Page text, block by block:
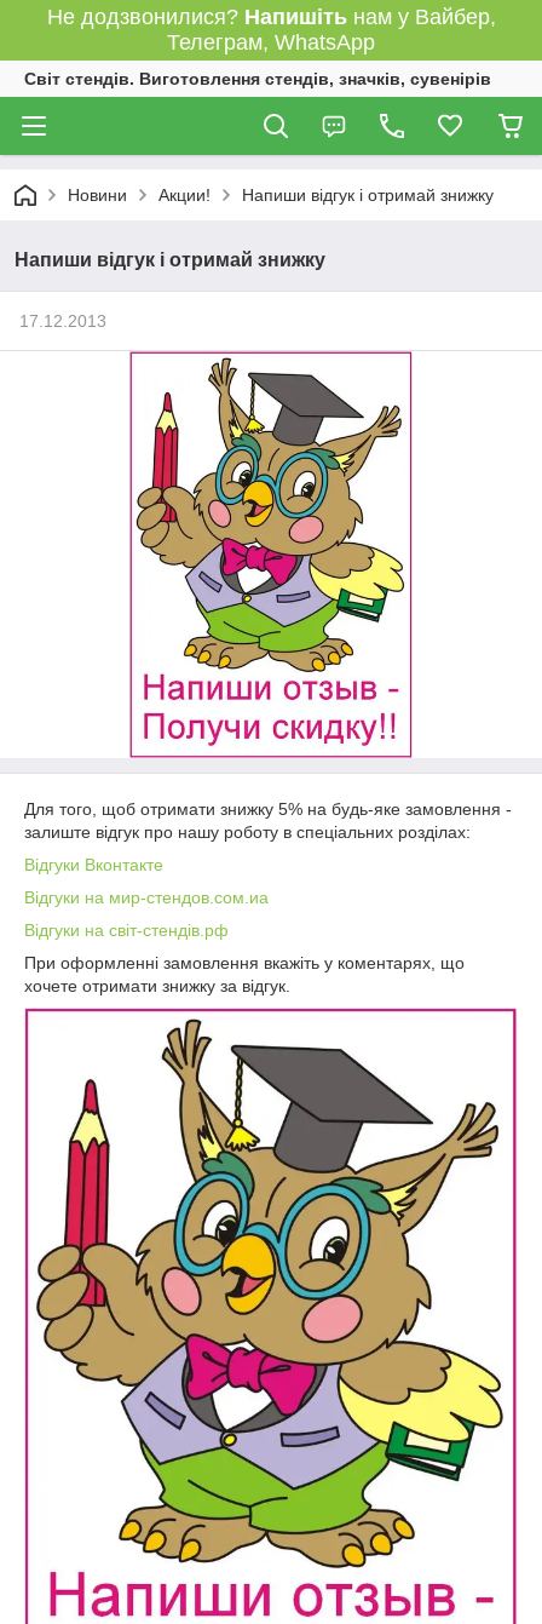
Не додзвонилися? Напишітьнам у Вайбер,
Телеграм, WhatsApp
Світ стендів. Виготовлення стендів, значків, сувенірів
Новини Акции! Напиши відгук і отримай знижку
Напиши відгук і отримай знижку
17.12.2013
Для того, щоб отримати знижку 5% на будь-яке замовлення -
залиште відгук про нашу роботу в спеціальних розділах:
Відгуки Вконтакте
Відгуки на мир-стендов.сом.иа
Відгуки на світ-стендів.рф
При оформленні замовлення вкажіть у коментарях, що
хочете отримати знижку за відгук.